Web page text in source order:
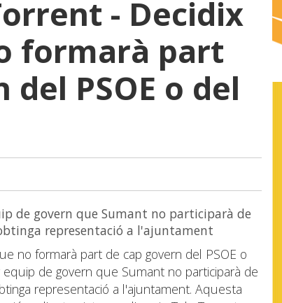
- Decidix
formarà part
PSOE o del
de govern que Sumant no participarà de
representació a l'ajuntament
no formarà part de cap govern del PSOE o
de govern que Sumant no participarà de
representació a l'ajuntament. Aquesta